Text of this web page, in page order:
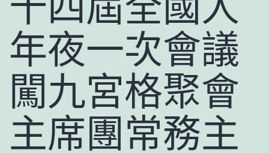
年夜一次會議
闖九宮格聚會
主席團常務主